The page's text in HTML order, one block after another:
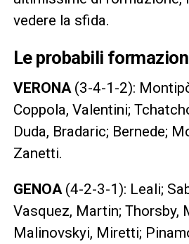
vedere la sfida.
Le probabili
VERONA(3-4-1-2):
Coppola, Valentini;
Duda, Bradaric; Bernede;
Zanetti.
GENOA(4-2-3-1): Leali;
Vasquez, Martin; Thorsby,
Malinovskyi, Miretti;